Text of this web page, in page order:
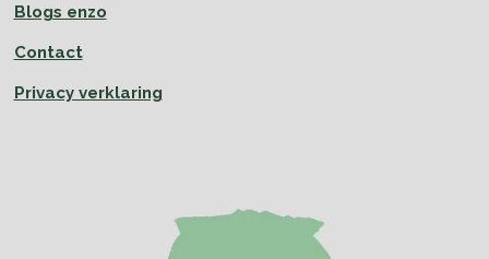
Blogs enzo
Contact
Privacy verklaring